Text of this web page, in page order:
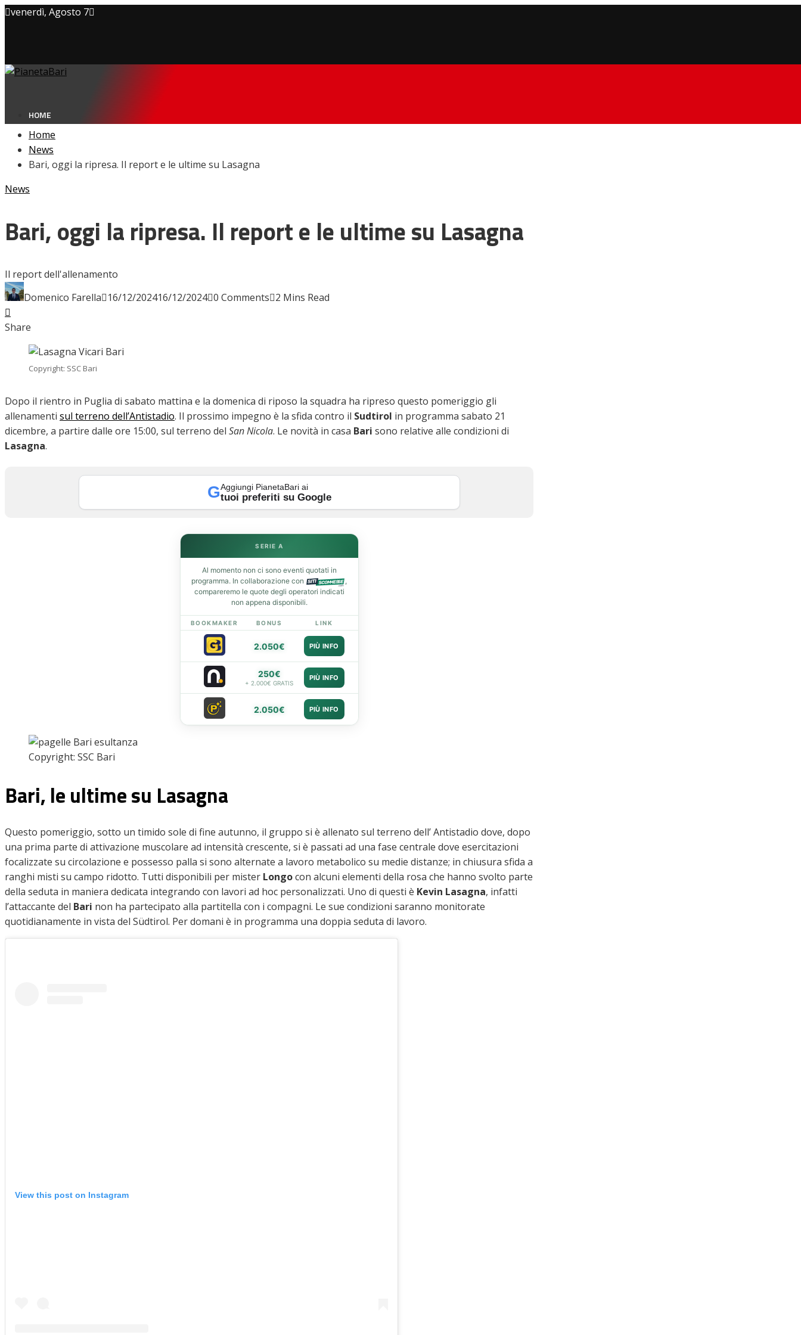
venerdì, Agosto 7
Cookie Policy
HOME
NEWS
Giovanili
Le pagelle
FOCUS
CALCIOMERCATO
SERIE B
Home
News
Bari, oggi la ripresa. Il report e le ultime su Lasagna
News
Bari, oggi la ripresa. Il report e le ultime su Lasagna
Il report dell'allenamento
Domenico Farella 16/12/202416/12/2024 0 Comments 2 Mins Read
Facebook
Twitter
LinkedIn
Pinterest
Share
Copyright: SSC Bari
Dopo il rientro in Puglia di sabato mattina e la domenica di riposo la squadra ha ripreso questo pomeriggio gli
allenamenti sul terreno dell’Antistadio. Il prossimo impegno è la sfida contro il Sudtirol in programma sabato 21
dicembre, a partire dalle ore 15:00, sul terreno del San Nicola. Le novità in casa Bari sono relative alle condizioni di
Lasagna.
GAggiungi PianetaBari ai
tuoi preferiti su Google
SERIE A
Al momento non ci sono eventi quotati in
programma. In collaborazione con
,
compareremo le quote degli operatori indicati
non appena disponibili.
BOOKMAKER BONUS LINK
2.050€ PIÙ INFO
250€
+ 2.000€ GRATIS
PIÙ INFO
2.050€ PIÙ INFO
Copyright: SSC Bari
Bari, le ultime su Lasagna
Questo pomeriggio, sotto un timido sole di fine autunno, il gruppo si è allenato sul terreno dell’ Antistadio dove, dopo
una prima parte di attivazione muscolare ad intensità crescente, si è passati ad una fase centrale dove esercitazioni
focalizzate su circolazione e possesso palla si sono alternate a lavoro metabolico su medie distanze; in chiusura sfida a
ranghi misti su campo ridotto. Tutti disponibili per mister Longocon alcuni elementi della rosa che hanno svolto parte
della seduta in maniera dedicata integrando con lavori ad hoc personalizzati. Uno di questi è Kevin Lasagna, infatti
l’attaccante del Bari non ha partecipato alla partitella con i compagni. Le sue condizioni saranno monitorate
quotidianamente in vista del Südtirol. Per domani è in programma una doppia seduta di lavoro.
View this post on Instagram